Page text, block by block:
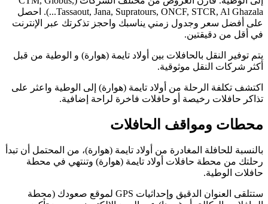
Tassaout, Jana, Supratours, ONCF, STCR, Al Ghazala...). احصل
على أفضل سعر وجدول زمني يناسبك واحجز تذكرتك عبر الإنترنت
في أقل من دقيقتين.
يتم توفير النقل بالحافلات بين أولاد تايمة (هوارة) و الوطية من قبل
أكثر شركات النقل موثوقية.
اكتشف تكلفة الرحلة من أولاد تايمة (هوارة) إلى الوطية واعثر على
تذاكر حافلات رخيصة أو حافلات فاخرة لراحة إضافية.
محطات ومواقف الحافلات
بالنسبة للحافلة المغادرة من أولاد تايمة (هوارة)، من المحتمل أن تبدأ
رحلتك من محطة حافلات أولاد تايمة (هوارة) وتنتهي في محطة
حافلات الوطية.
ستتلقى العنوان الدقيق وإحداثيات GPS لموقع صعودك (محطة